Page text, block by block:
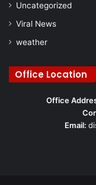
Uncategorized
Viral News
weather
Office Location
Office
Email: